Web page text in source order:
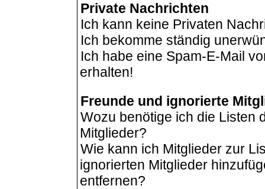
Private Nachrichten
Ich kann keine Privaten
Ich bekomme ständig
Ich habe eine Spam-E-Mail
erhalten!
Freunde und ignorierte
Wozu benötige ich die Listen
Mitglieder?
Wie kann ich Mitglieder zur
ignorierten Mitglieder
entfernen?